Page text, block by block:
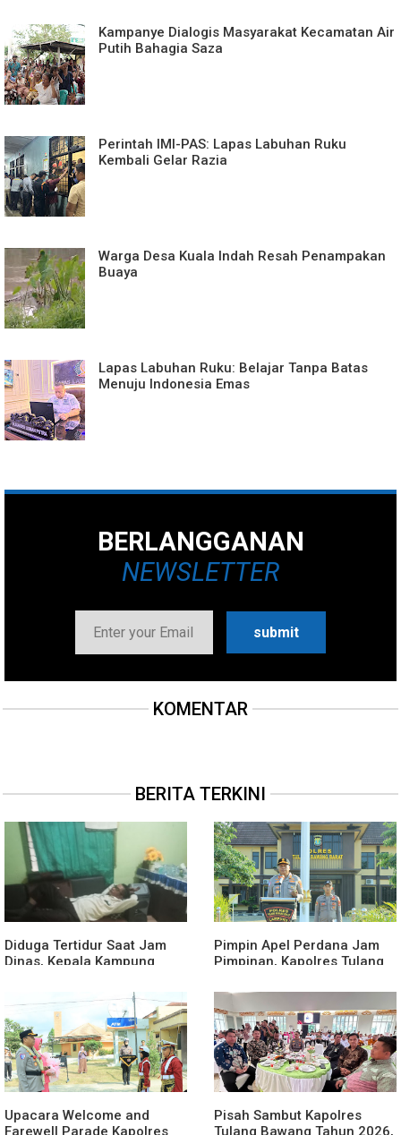
Kampanye Dialogis Masyarakat Kecamatan Air
Putih Bahagia Saza
Perintah IMI-PAS: Lapas Labuhan Ruku
Kembali Gelar Razia
Warga Desa Kuala Indah Resah Penampakan
Buaya
Lapas Labuhan Ruku: Belajar Tanpa Batas
Menuju Indonesia Emas
BERLANGGANAN
NEWSLETTER
KOMENTAR
BERITA TERKINI
Diduga Tertidur Saat Jam
Dinas, Kepala Kampung
Pimpin Apel Perdana Jam
Pimpinan, Kapolres Tulang
dan Penekanan Pada
Personil
Upacara Welcome and
Farewell Parade Kapolres
Pisah Sambut Kapolres
Tulang Bawang Tahun 2026,